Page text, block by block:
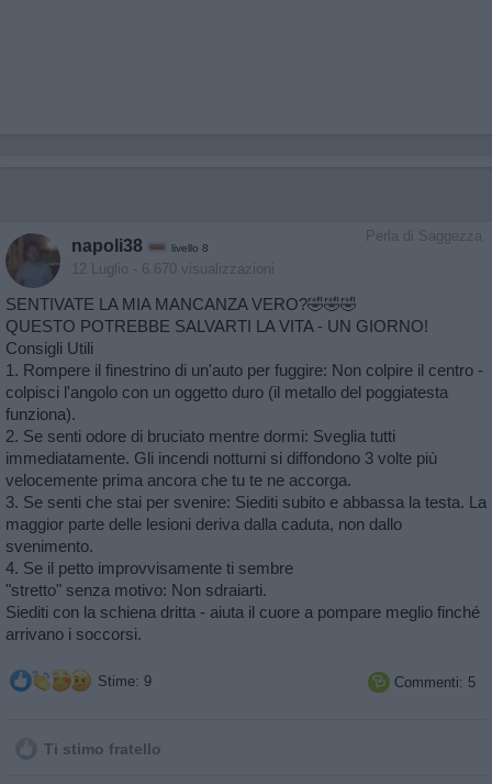
Perla di Saggezza
napoli38 livello 8
12 Luglio - 6.670 visualizzazioni
SENTIVATE LA MIA MANCANZA VERO?🤣🤣🤣
QUESTO POTREBBE SALVARTI LA VITA - UN GIORNO!
Consigli Utili
1. Rompere il finestrino di un'auto per fuggire: Non colpire il centro -
colpisci l'angolo con un oggetto duro (il metallo del poggiatesta
funziona).
2. Se senti odore di bruciato mentre dormi: Sveglia tutti
immediatamente. Gli incendi notturni si diffondono 3 volte più
velocemente prima ancora che tu te ne accorga.
3. Se senti che stai per svenire: Siediti subito e abbassa la testa. La
maggior parte delle lesioni deriva dalla caduta, non dallo
svenimento.
4. Se il petto improvvisamente ti sembre
"stretto" senza motivo: Non sdraiarti.
Siediti con la schiena dritta - aiuta il cuore a pompare meglio finché
arrivano i soccorsi.
Stime: 9  Commenti: 5
Ti stimo fratello